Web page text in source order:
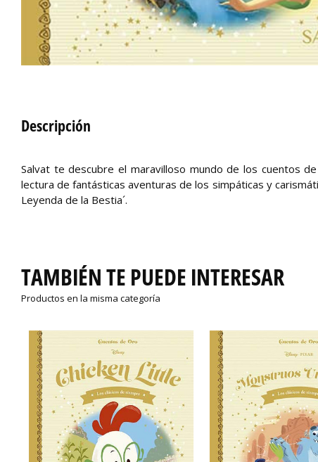
Descripción
Salvat te descubre el maravilloso mundo de los cuentos
lectura de fantásticas aventuras de los simpáticas y
Leyenda de la Bestia´.
TAMBIÉN TE PUEDE INTERESAR
Productos en la misma categoría